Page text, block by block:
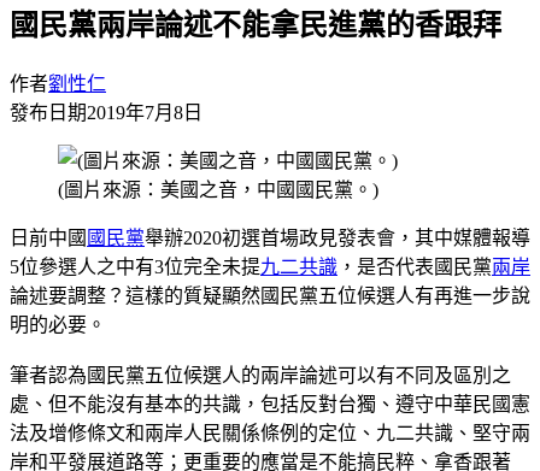
國民黨兩岸論述不能拿民進黨的香跟拜
作者劉性仁
發布日期2019年7月8日
(圖片來源：美國之音，中國國民黨。)
日前中國 國民黨舉辦2020初選首場政見發表會，其中媒體報導
5位參選人之中有3位完全未提九二共識 ，是否代表國民黨兩岸
論述要調整？這樣的質疑顯然國民黨五位候選人有再進一步說
明的必要。
筆者認為國民黨五位候選人的兩岸論述可以有不同及區別之
處、但不能沒有基本的共識，包括反對台獨、遵守中華民國憲
法及增修條文和兩岸人民關係條例的定位、九二共識、堅守兩
岸和平發展道路等；更重要的應當是不能搞民粹、拿香跟著